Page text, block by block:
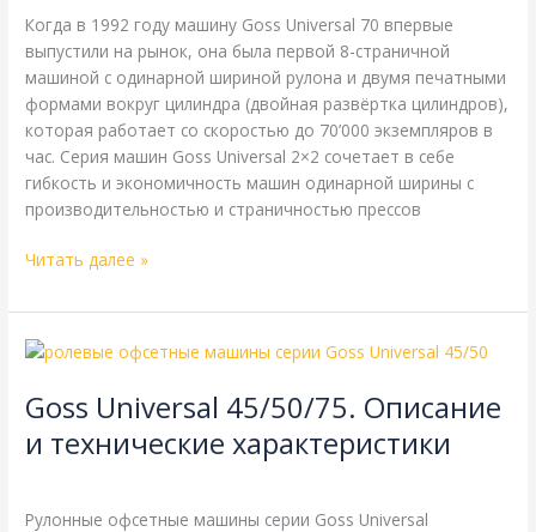
Когда в 1992 году машину Goss Universal 70 впервые
выпустили на рынок, она была первой 8-страничной
машиной с одинарной шириной рулона и двумя печатными
формами вокруг цилиндра (двойная развёртка цилиндров),
которая работает со скоростью до 70’000 экземпляров в
час. Серия машин Goss Universal 2×2 сочетает в себе
гибкость и экономичность машин одинарной ширины с
производительностью и страничностью прессов
Читать далее »
Goss Universal 45/50/75. Описание
и технические характеристики
Рулонные офсетные машины серии Goss Universal
Goss
45/50/75.
и